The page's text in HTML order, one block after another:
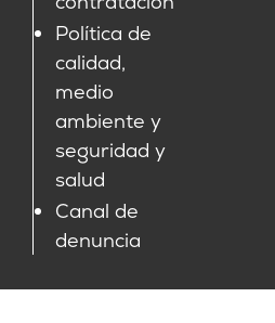
Política de
calidad,
medio
ambiente y
seguridad y
salud
Canal de
denuncia